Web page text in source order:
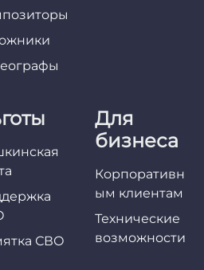
СВО
Для
бизнеса
Корпоративн
ым клиентам
Технические
возможности